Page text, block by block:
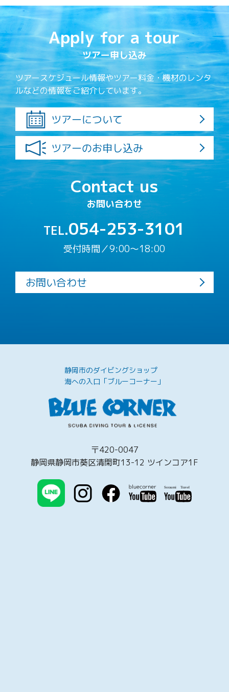
Apply for a tour
ツアー申し込み
ツアースケジュール情報やツアー料金・機材のレンタ
ルなどの情報をご紹介しています。
ツアーについて
ツアーのお申し込み
Contact us
お問い合わせ
TEL.054-253-3101
受付時間／9:00〜18:00
お問い合わせ
静岡市のダイビングショップ
海への入口「ブルーコーナー」
〒420-0047
静岡県静岡市葵区清閑町13-12 ツインコア1F